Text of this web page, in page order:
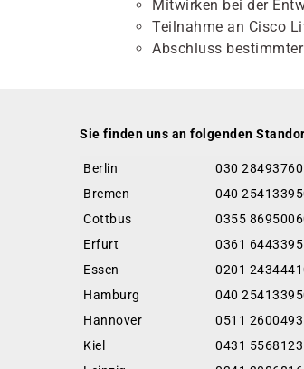
Mitwirken bei der
Teilnahme an Cisco
Abschluss
Sie finden uns an folgenden
Berlin
030 28493760
Bremen
040
Cottbus
0355
Erfurt
0361 6443395
Essen
0201
Hamburg
040
Hannover
0511 2600493
Kiel
0431